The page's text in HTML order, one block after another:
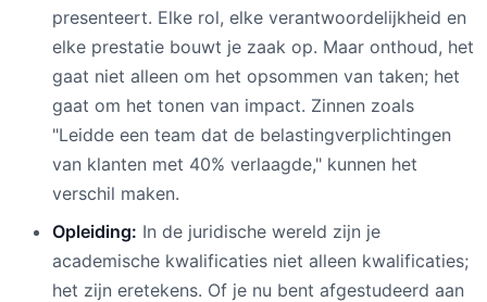
presenteert. Elke rol, elke verantwoordelijkheid en
elke prestatie bouwt je zaak op. Maar onthoud, het
gaat niet alleen om het opsommen van taken; het
gaat om het tonen van impact. Zinnen zoals
"Leidde een team dat de belastingverplichtingen
van klanten met 40% verlaagde," kunnen het
verschil maken.
Opleiding: In de juridische wereld zijn je
academische kwalificaties niet alleen kwalificaties;
het zijn eretekens. Of je nu bent afgestudeerd aan